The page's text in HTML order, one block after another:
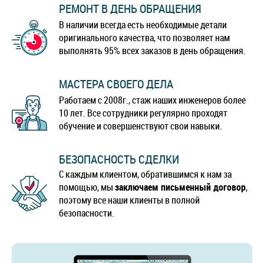
РЕМОНТ В ДЕНЬ ОБРАЩЕНИЯ
В наличии всегда есть необходимые детали
оригинального качества, что позволяет нам
выполнять 95% всех заказов в день обращения.
МАСТЕРА СВОЕГО ДЕЛА
Работаем с 2008г., стаж наших инженеров более
10 лет. Все сотрудники регулярно проходят
обучение и совершенствуют свои навыки.
БЕЗОПАСНОСТЬ СДЕЛКИ
С каждым клиентом, обратившимся к нам за
помощью, мызаключаем письменный договор,
поэтому все наши клиенты в полной
безопасности.